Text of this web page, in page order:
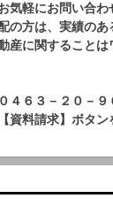
気軽にお問い合わ
の方は、実績のあ
産に関すること
４６３－２０－９
資料請求】ボタン